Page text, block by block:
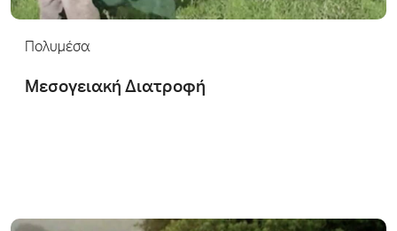
Πολυμέσα
Μεσογειακή Διατροφή